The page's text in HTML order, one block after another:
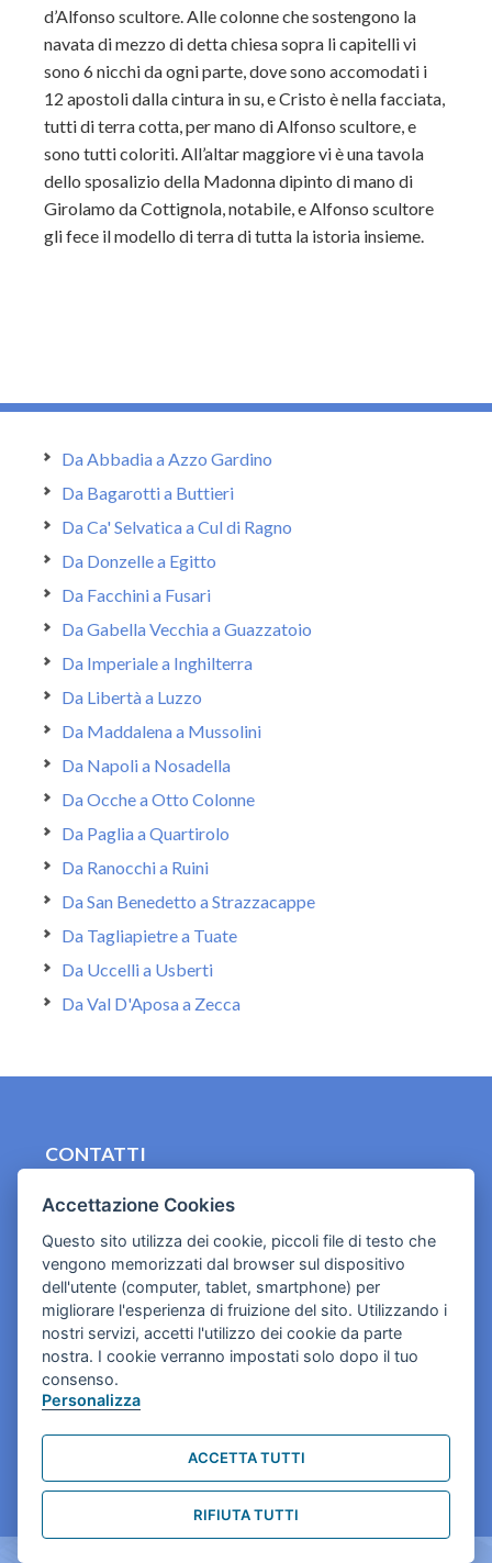
d’Alfonso scultore. Alle colonne che sostengono la
navata di mezzo di detta chiesa sopra li capitelli vi
sono 6 nicchi da ogni parte, dove sono accomodati i
12 apostoli dalla cintura in su, e Cristo è nella facciata,
tutti di terra cotta, per mano di Alfonso scultore, e
sono tutti coloriti. All’altar maggiore vi è una tavola
dello sposalizio della Madonna dipinto di mano di
Girolamo da Cottignola, notabile, e Alfonso scultore
gli fece il modello di terra di tutta la istoria insieme.
Da Abbadia a Azzo Gardino
Da Bagarotti a Buttieri
Da Ca' Selvatica a Cul di Ragno
Da Donzelle a Egitto
Da Facchini a Fusari
Da Gabella Vecchia a Guazzatoio
Da Imperiale a Inghilterra
Da Libertà a Luzzo
Da Maddalena a Mussolini
Da Napoli a Nosadella
Da Ocche a Otto Colonne
Da Paglia a Quartirolo
Da Ranocchi a Ruini
Da San Benedetto a Strazzacappe
Da Tagliapietre a Tuate
Da Uccelli a Usberti
Da Val D'Aposa a Zecca
CONTATTI
Cookies e informativa privacy
Accettazione Cookies
Questo sito utilizza dei cookie, piccoli file di testo che
vengono memorizzati dal browser sul dispositivo
dell'utente (computer, tablet, smartphone) per
migliorare l'esperienza di fruizione del sito. Utilizzando i
nostri servizi, accetti l'utilizzo dei cookie da parte
nostra. I cookie verranno impostati solo dopo il tuo
consenso.
Personalizza
ACCETTA TUTTI
RIFIUTA TUTTI